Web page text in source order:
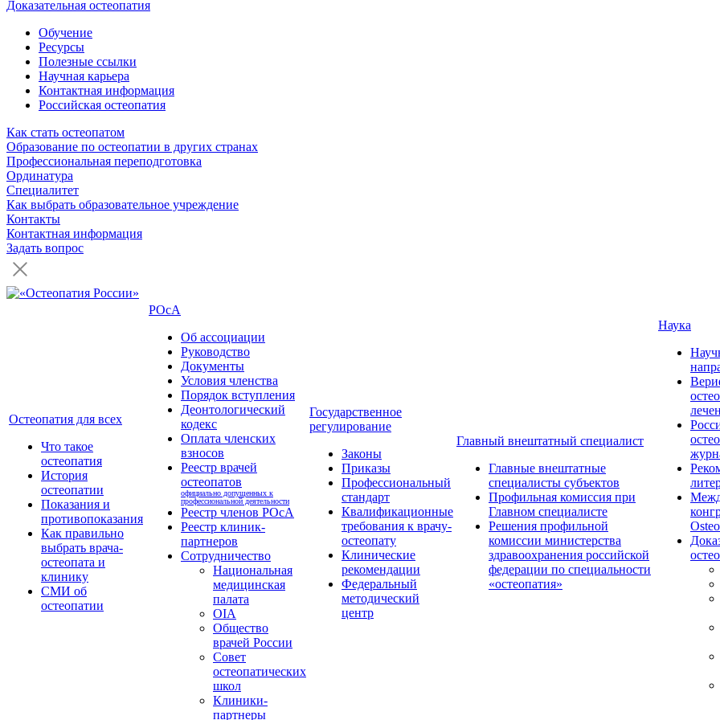
Доказательная остеопатия
Обучение
Ресурсы
Полезные ссылки
Научная карьера
Контактная информация
Российская остеопатия
Как стать остеопатом
Образование по остеопатии в других странах
Профессиональная переподготовка
Ординатура
Специалитет
Как выбрать образовательное учреждение
Контакты
Контактная информация
Задать вопрос
Остеопатия для всех
Что такое
остеопатия
История
остеопатии
Показания и
противопоказания
Как правильно
выбрать врача-
остеопата и
клинику
СМИ об
остеопатии
РОсА
Об ассоциации
Руководство
Документы
Условия членства
Порядок вступления
Деонтологический
кодекс
Оплата членских
взносов
Реестр врачей
остеопатов
официально допущенных к
профессиональной деятельности
Реестр членов РОсА
Реестр клиник-
партнеров
Сотрудничество
Национальная
медицинская
палата
OIA
Общество
врачей России
Совет
остеопатических
школ
Клиники-
партнеры
Государственное
регулирование
Законы
Приказы
Профессиональный
стандарт
Квалификационные
требования к врачу-
остеопату
Клинические
рекомендации
Федеральный
методический
центр
Главный внештатный специалист
Главные внештатные
специалисты субъектов
Профильная комиссия при
Главном специалисте
Решения профильной
комиссии министерства
здравоохранения российской
федерации по специальности
«остеопатия»
Наука